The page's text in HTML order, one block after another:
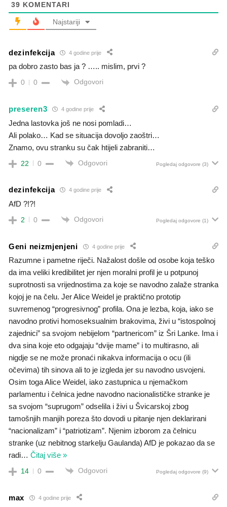
39 KOMENTARI
Najstariji
dezinfekcija 4 godine prije
pa dobro zasto bas ja ? ….. mislim, prvi ?
0 0 Odgovori
preseren3 4 godine prije
Jedna lastovka još ne nosi pomladi…
Ali polako… Kad se situacija dovoljo zaoštri…
Znamo, ovu stranku su čak htijeli zabraniti…
22 0 Odgovori Pogledaj odgovore (3)
dezinfekcija 4 godine prije
AfD ?!?!
2 0 Odgovori Pogledaj odgovore (1)
Geni neizmjenjeni 4 godine prije
Razumne i pametne riječi. Nažalost došle od osobe koja teško
da ima veliki kredibilitet jer njen moralni profil je u potpunoj
suprotnosti sa vrijednostima za koje se navodno zalaže stranka
kojoj je na čelu. Jer Alice Weidel je praktično prototip
suvremenog “progresivnog” profila. Ona je lezba, koja, iako se
navodno protivi homoseksualnim brakovima, živi u “istospolnoj
zajednici” sa svojom nebijelom “partnericom” iz Šri Lanke. Ima i
dva sina koje eto odgajaju “dvije mame” i to multirasno, ali
nigdje se ne može pronaći nikakva informacija o ocu (ili
očevima) tih sinova ali to je izgleda jer su navodno usvojeni.
Osim toga Alice Weidel, iako zastupnica u njemačkom
parlamentu i čelnica jedne navodno nacionalističke stranke je
sa svojom “suprugom” odselila i živi u Švicarskoj zbog
tamošnjih manjih poreza što dovodi u pitanje njen deklarirani
“nacionalizam” i “patriotizam”. Njenim izborom za čelnicu
stranke (uz nebitnog starkelju Gaulanda) AfD je pokazao da se
radi… Čitaj više »
14 0 Odgovori Pogledaj odgovore (9)
max 4 godine prije